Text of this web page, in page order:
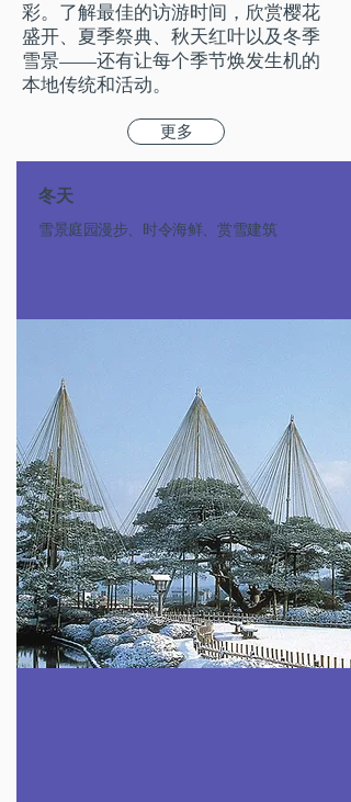
彩。了解最佳的访游时间，欣赏樱花
盛开、夏季祭典、秋天红叶以及冬季
雪景——还有让每个季节焕发生机的
本地传统和活动。
更多
​冬天
雪景庭园漫步、时令海鲜、赏雪建筑